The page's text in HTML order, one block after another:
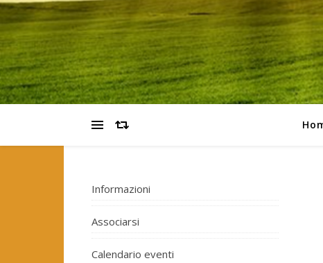
Informazioni
Associarsi
Calendario eventi